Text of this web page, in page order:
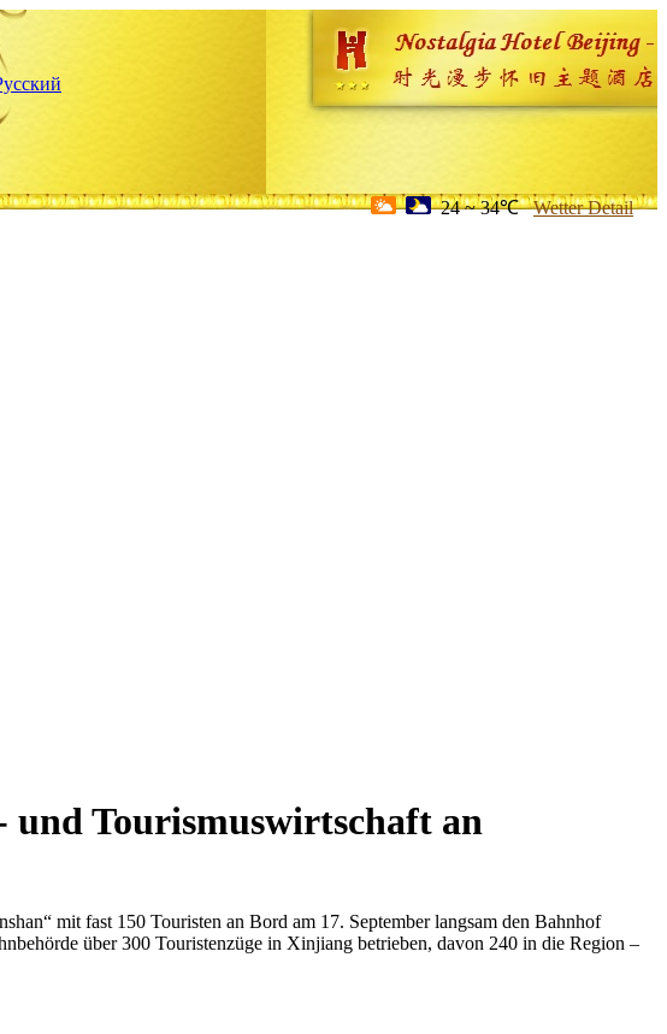
24 ~ 34℃ Wetter Detail
Tourismuswirtschaft an
mit fast 150 Touristen an Bord am 17. September langsam den Bahnhof
über 300 Touristenzüge in Xinjiang betrieben, davon 240 in die Region –